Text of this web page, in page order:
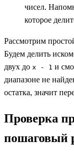
чисел.
которое
Рассмотрим
Будем делить
двух до x - 1 и
диапазоне не
остатка, значит
Проверка
пошаговый